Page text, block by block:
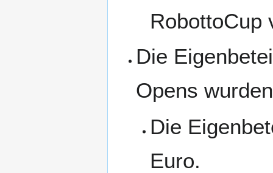
RobottoCup
Die
Opens
Die
Euro.